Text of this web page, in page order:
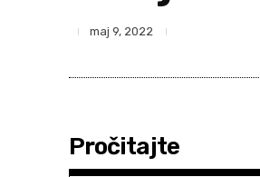
maj 9, 2022
Pročitajte